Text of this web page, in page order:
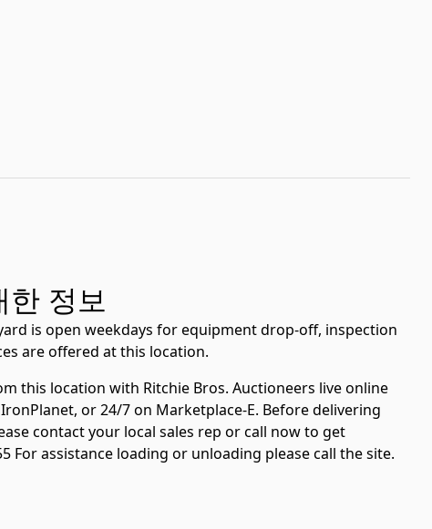
한 정보
is open weekdays for equipment drop-off, inspection
are offered at this location.
this location with Ritchie Bros. Auctioneers live online
or 24/7 on Marketplace-E. Before delivering
contact your local sales rep or call now to get
For assistance loading or unloading please call the site.